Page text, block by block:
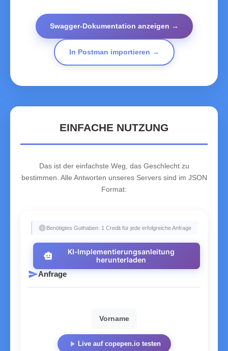
Swagger-Dokumentation anzeigen →
In Postman importieren →
EINFACHE NUTZUNG
Das ist der einfachste Weg, das Geschlecht zu
bestimmen. Alle Antworten unseres Servers sind im JSON
Format:
infoBenötigtes Guthaben: 1 Credit für jede erfolgreiche Anfrage
smart_toy
KI‑Implementierungsanleitung
herunterladen
sendAnfrage
Vorname
play_arrow Live auf copepen.io testen